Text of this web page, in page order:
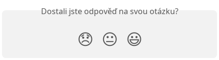
Dostali jste odpověď na svou otázku?
😞 😐 😃